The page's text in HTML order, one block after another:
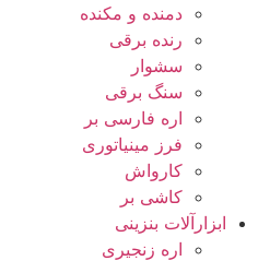
دمنده و مکنده
رنده برقی
سشوار
سنگ برقی
اره فارسی بر
فرز مینیاتوری
کارواش
کاشی بر
ابزارآلات بنزینی
اره زنجیری